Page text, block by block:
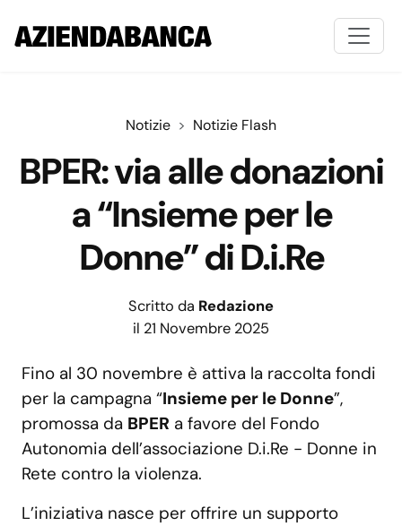
Notizie Notizie Flash
BPER: via alle donazioni
a “Insieme per le
Donne” di D.i.Re
Scritto da Redazione
il 21 Novembre 2025
Fino al 30 novembre è attiva la raccolta fondi
per la campagna “Insieme per le Donne”,
promossa da BPER a favore del Fondo
Autonomia dell’associazione D.i.Re - Donne in
Rete contro la violenza.
L’iniziativa nasce per offrire un supporto